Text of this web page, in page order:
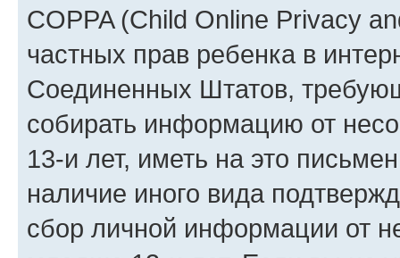
COPPA (Child Online Privacy
частных прав ребенка в
Соединенных Штатов,
собирать информацию от
13-и лет, иметь на это
наличие иного вида
сбор личной информации от